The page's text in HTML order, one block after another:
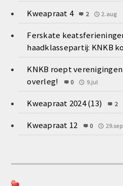
Kweapraat 4 2 2.aug
Ferskate
haadklassepartij: KNKB
KNKB roept
overleg!
0 9.jul
Kweapraat 2024 (13) 2
Kweapraat 12 0 29.sep